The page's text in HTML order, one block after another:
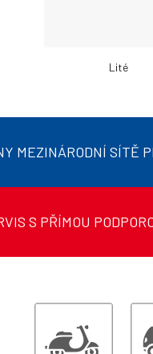
Lité
MEZINÁRODNÍ SÍTĚ
S PŘÍMOU